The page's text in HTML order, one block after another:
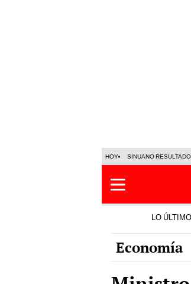
HOY SINUANO
LO ÚLTIMO
Economía